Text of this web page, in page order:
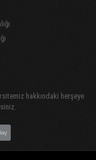
hakkındaki herşeye